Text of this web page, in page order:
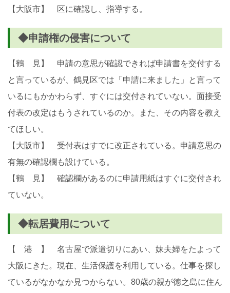
【大阪市】 区に確認し、指導する。
◆申請権の侵害について
【鶴 見】 申請の意思が確認できれば申請書を交付する
と言っているが、鶴見区では「申請に来ました」と言って
いるにもかかわらず、すぐには交付されていない。面接受
付表の改定はもうされているのか。また、その内容を教え
てほしい。
【大阪市】 受付表はすでに改正されている。申請意思の
有無の確認欄も設けている。
【鶴 見】 確認欄があるのに申請用紙はすぐに交付され
ていない。
◆転居費用について
【 港 】 名古屋で派遣切りにあい、妹夫婦をたよって
大阪にきた。現在、生活保護を利用している。仕事を探し
ているがなかなか見つからない。80歳の親が徳之島に住ん